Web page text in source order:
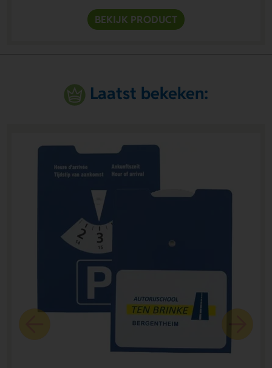
BEKIJK PRODUCT
Laatst bekeken: